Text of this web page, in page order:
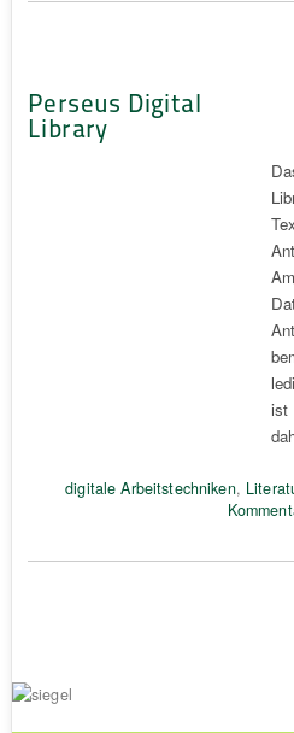
Perseus Digital
Library
ist
digitale Arbeitstechniken,